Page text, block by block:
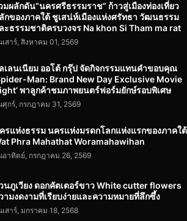
มผลักดัน“นครศรีธรรมราช” ก้าวสู่เมืองท่องเที่ยว
กของภาคใต้ ชูเสน่ห์เมืองแห่งศรัทธา วัฒนธรรม
ะธรรมชาติครบวงจร Na khon Si Tham ma rat
เสาร์, สิงหาคม 01, 2569
เลนเนียม ออโต้ กรุ๊ป จัดกิจกรรมแทนคำขอบคุณ
Man: Brand New Day Exclusive Movie
พาลูกค้าชมภาพยนตร์ฟอร์มยักษ์รอบพิเศษ
ศุกร์, กรกฎาคม 31, 2569
รแห่งธรรม นครแห่งมรดกโลกแห่งแรกของภาคใต้
Phra Mahathat Woramahawihan
อาทิตย์, กรกฎาคม 26, 2569
นภูเวียง ดอกคัตเตอร์ขาว White cutter flowers
ามงดงามที่เรียบง่ายและความหมายที่ลึกซึ้ง
เสาร์, มกราคม 18, 2568